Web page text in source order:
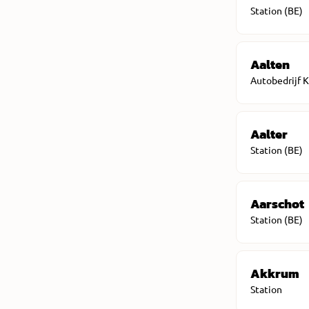
Station (BE)
Aalten
Autobedrijf
Aalter
Station (BE)
Aarschot
Station (BE)
Akkrum
Station